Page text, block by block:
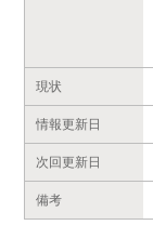
現状
情報更新日
次回更新日
備考